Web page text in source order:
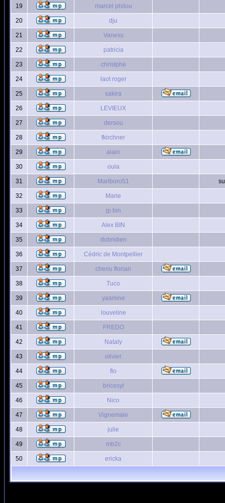
19 marcel philou
20 dju
21 Vaness
22 patricia
23 christphe
24 laot roger
25 sakira
26 LEVIEUX
27 dersou
28 fkirchner
29 alain
30 oula
31 Marlboro51
32 Marie
33 jp.bin
34 Alex BIN
35 dobridien
36 Cédric de Montpellier
37 chenu florian
38 Tuco
39 yasmine
40 louveline
41 FREDO
42 Nataly
43 olivier
44 flo
45 bricesyl
46 Nico
47 Vignemale
48 julie
49 mb2c
50 ericka